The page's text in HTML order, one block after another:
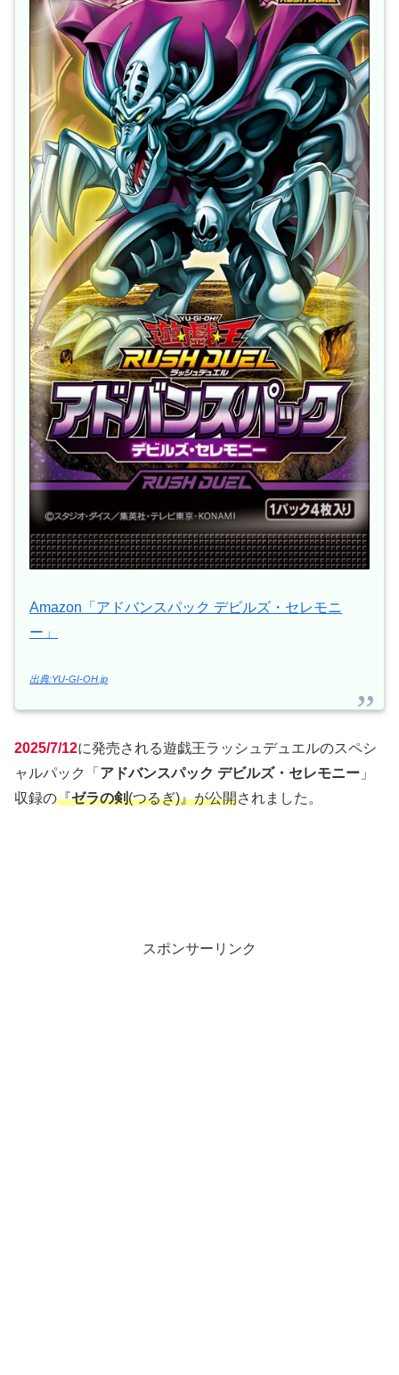
Amazon「アドバンスパック デビルズ・セレモニ
ー」
出典:YU-GI-OH.jp
2025/7/12に発売される遊戯王ラッシュデュエルのスペシ
ャルパック「 アドバンスパック デビルズ・セレモニー 」
収録の『ゼラの剣(つるぎ)』が公開されました。
スポンサーリンク